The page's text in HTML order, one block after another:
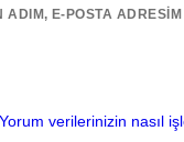
E-POSTA
Yorum verilerinizin nasıl